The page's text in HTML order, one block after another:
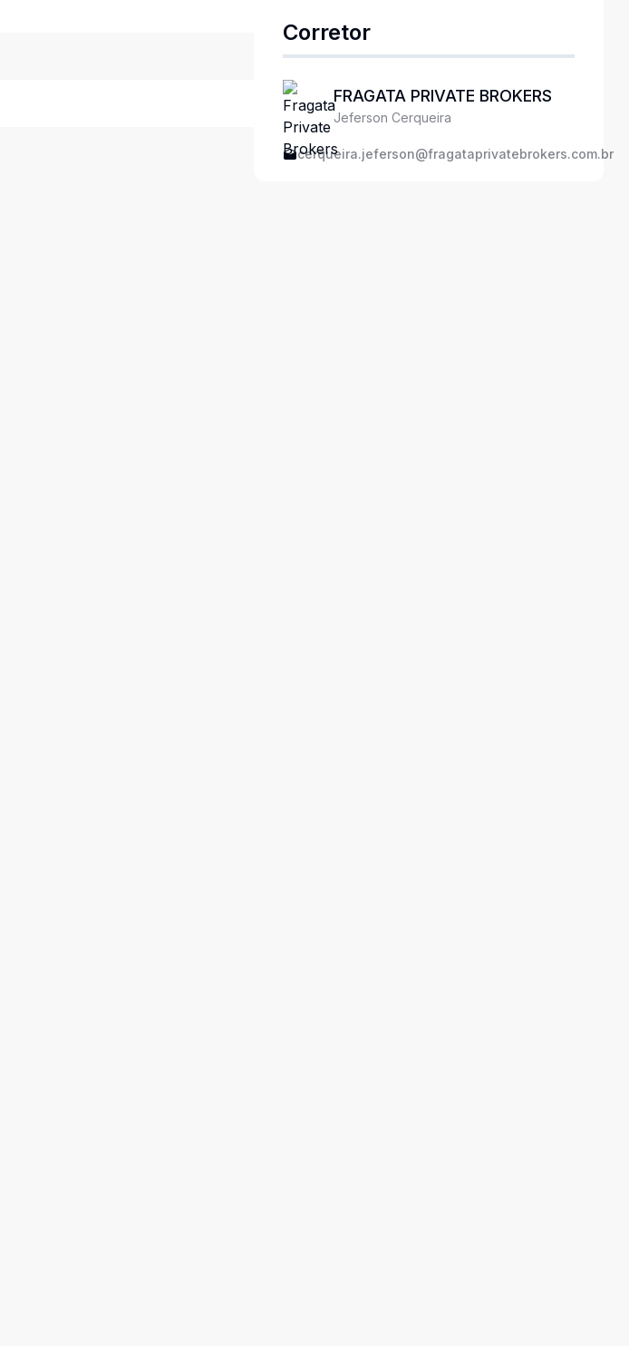
Corretor
FRAGATA PRIVATE BROKERS
Jeferson Cerqueira
cerqueira.jeferson@fragataprivatebrokers.com.br